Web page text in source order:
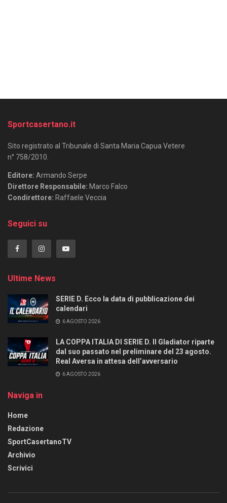
Sportcasertano.it
Sito registrato al Tribunale di Santa Maria Capua Vetere
n° 758/2010.
Editore: Armando Serpe
Direttore Responsabile: Marco Falco
Condirettore: Raffaele Veccia
Seguici su
Ultime News
SERIE D. Ecco la data di pubblicazione dei
calendari
6 AGOSTO 2026
LA COPPA ITALIA DI SERIE D. Il Gladiator riparte
dal suo passato nel preliminare del 23 agosto.
Real Aversa in attesa dell’avversario
6 AGOSTO 2026
Naviga in
Home
Redazione
SportCasertanoTV
Archivio
Scrivici